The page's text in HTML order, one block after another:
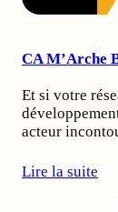
CA M’Arche
Et si votre
acteur
Lire la suite